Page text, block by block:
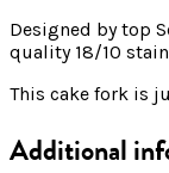
Designed by top
quality 18/10
This cake fork is
Additional